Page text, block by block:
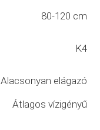
80-120 cm
K4
Alacsonyan elágazó
Átlagos vízigényű